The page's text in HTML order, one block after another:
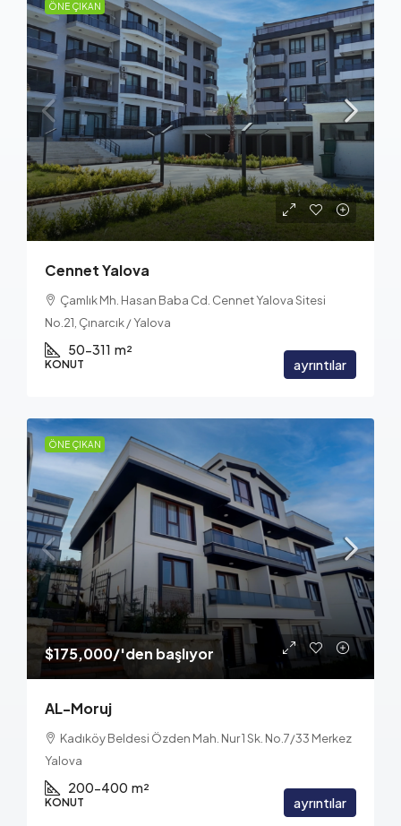
ÖNE ÇIKAN
Cennet Yalova
Çamlık Mh. Hasan Baba Cd. Cennet Yalova Sitesi
No.21, Çınarcık / Yalova
50-311 m²
KONUT ayrıntılar
ÖNE ÇIKAN
$175,000/'den başlıyor
AL-Moruj
Kadıköy Beldesi Özden Mah. Nur 1 Sk. No.7/33 Merkez
Yalova
200-400 m²
KONUT ayrıntılar